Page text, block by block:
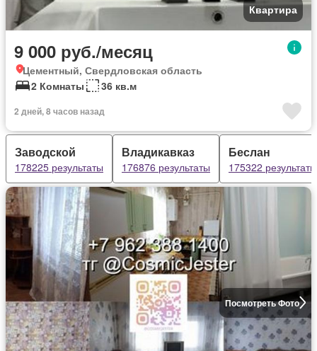
Квартира
9 000 руб./месяц
Цементный, Свердловская область
2 Комнаты
36 кв.м
2 дней, 8 часов назад
Заводской
178225 результаты
Владикавказ
176876 результаты
Беслан
175322 результаты
Посмотреть Фото